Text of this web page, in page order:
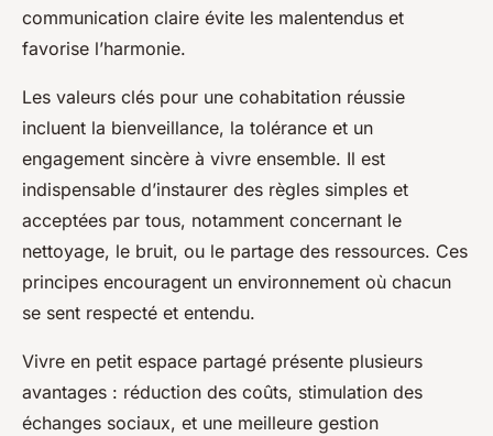
communication claire évite les malentendus et
favorise l’harmonie.
Les valeurs clés pour une cohabitation réussie
incluent la bienveillance, la tolérance et un
engagement sincère à vivre ensemble. Il est
indispensable d’instaurer des règles simples et
acceptées par tous, notamment concernant le
nettoyage, le bruit, ou le partage des ressources. Ces
principes encouragent un environnement où chacun
se sent respecté et entendu.
Vivre en petit espace partagé présente plusieurs
avantages : réduction des coûts, stimulation des
échanges sociaux, et une meilleure gestion